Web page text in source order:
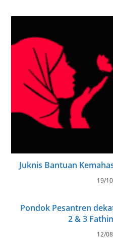
Juknis Bantuan
19/
Pondok Pesantren
2 & 3
12/